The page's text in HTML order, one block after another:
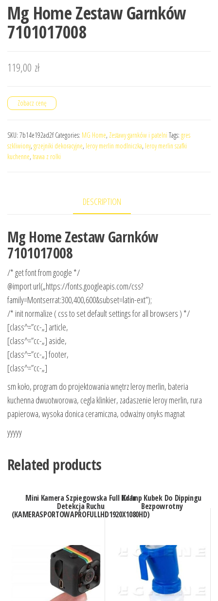
Mg Home Zestaw Garnków
7101017008
119,00 zł
Zobacz cenę
SKU: 7b14e192ad2f Categories: MG Home, Zestawy garnków i patelni Tags: gres
szkliwiony, grzejniki dekoracyjne, leroy merlin modlniczka, leroy merlin szafki
kuchenne, trawa z rolki
DESCRIPTION
Mg Home Zestaw Garnków
7101017008
/* get font from google */
@import url(„https://fonts.googleapis.com/css?
family=Montserrat:300,400,600&subset=latin-ext”);
/* init normalize ( css to set default settings for all browsers ) */
[class^=”cc-„] article,
[class^=”cc-„] aside,
[class^=”cc-„] footer,
[class^=”cc-„]
sm koło, program do projektowania wnętrz leroy merlin, bateria
kuchenna dwuotworowa, cegla klinkier, zadaszenie leroy merlin, rura
papierowa, wysoka donica ceramiczna, odważny onyks magnat
yyyyy
Related products
Mini Kamera Szpiegowska Full Hd Ir
Detekcja Ruchu
(KAMERASPORTOWAPROFULLHD1920X1080HD)
Kramp Kubek Do Dippingu
Bezpowrotny